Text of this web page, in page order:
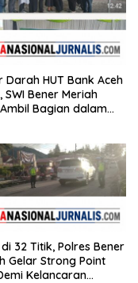
Darah HUT Bank Aceh
SWI Bener Meriah
Bagian dalam
32 Titik, Polres Bener
Gelar Strong Point
Kelancaran